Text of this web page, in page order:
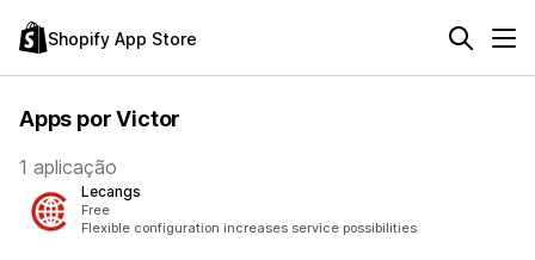
Shopify App Store
Apps por Victor
1 aplicação
Lecangs
Free
Flexible configuration increases service possibilities